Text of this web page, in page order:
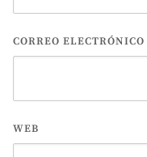
CORREO ELECTRÓNICO
WEB